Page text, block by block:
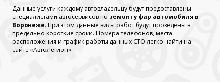
Данные услуги каждому автовладельцу будут предоставлены
специалистами автосервисов по ремонту фар автомобиля в
Воронеже. При этом данные виды работ будут проведены в
предельно короткие сроки. Номера телефонов, места
расположения и график работы данных СТО легко найти на
сайте «АвтоЛегион».